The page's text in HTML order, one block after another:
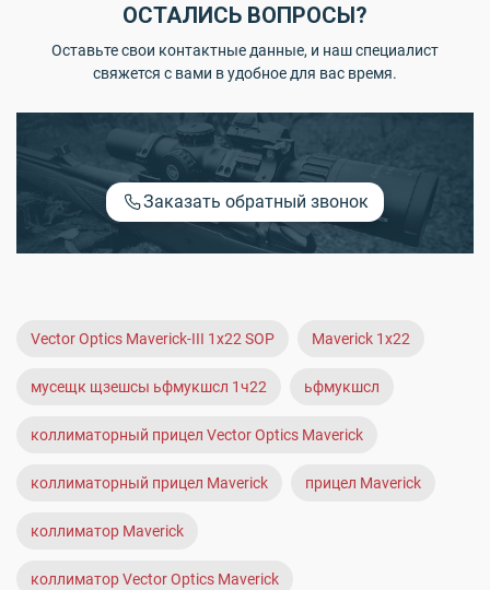
ОСТАЛИСЬ ВОПРОСЫ?
Оставьте свои контактные данные, и наш специалист
свяжется с вами в удобное для вас время.
Заказать обратный звонок
Vector Optics Maverick-III 1x22 SOP Maverick 1x22
мусещк щзешсы ьфмукшсл 1ч22 ьфмукшсл
коллиматорный прицел Vector Optics Maverick
коллиматорный прицел Maverick прицел Maverick
коллиматор Maverick
коллиматор Vector Optics Maverick